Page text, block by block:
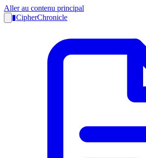
Aller au contenu principal
▮CipherChronicle